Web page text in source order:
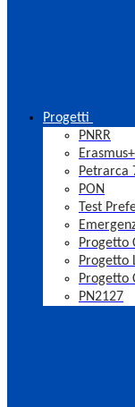
Progetti
PNRR
Erasmus+
Petrarca
PON
Test
Progetto
Progetto
Progetto
PN2127